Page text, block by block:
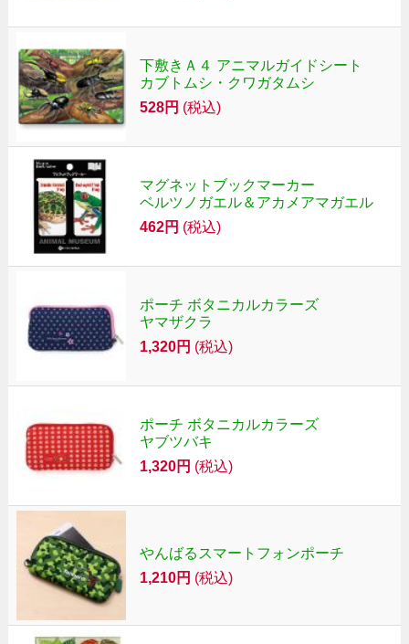
下敷きＡ４ アニマルガイドシート
カブトムシ・クワガタムシ
528円 (税込)
マグネットブックマーカー
ベルツノガエル＆アカメアマガエル
462円 (税込)
ポーチ ボタニカルカラーズ
ヤマザクラ
1,320円 (税込)
ポーチ ボタニカルカラーズ
ヤブツバキ
1,320円 (税込)
やんばるスマートフォンポーチ
1,210円 (税込)